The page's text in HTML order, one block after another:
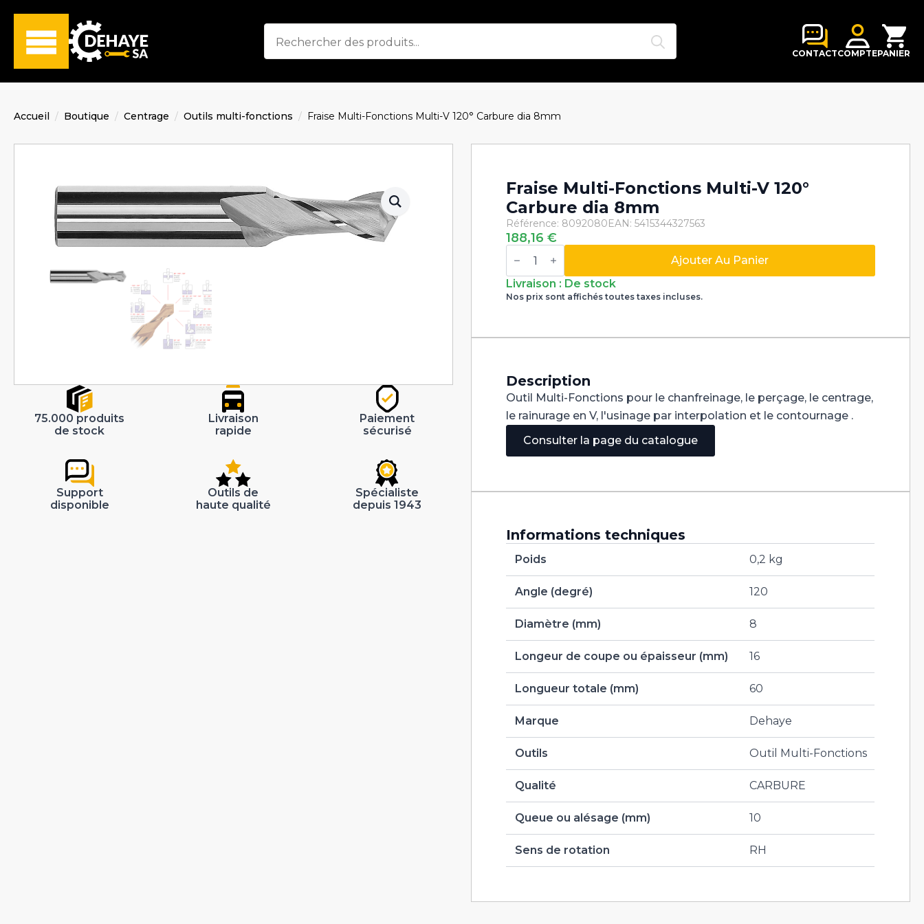
CONTACTCOMPTEPANIER
Accueil Boutique Centrage Outils multi-fonctions Fraise Multi-Fonctions Multi-V 120° Carbure dia 8mm
75.000 produits
de stock
Livraison
rapide
Paiement
sécurisé
Support
disponible
Outils de
haute qualité
Spécialiste
depuis 1943
Fraise Multi-Fonctions Multi-V 120°
Carbure dia 8mm
Référence: 8092080EAN: 5415344327563
188,16€
quantité
de
Multi-
Fonctions
Multi-
Carbure
Ajouter Au Panier
Livraison : De stock
Nos prix sont affichés toutes taxes incluses.
Description
Outil Multi-Fonctions pour le chanfreinage, le perçage, le centrage,
le rainurage en V, l'usinage par interpolation et le contournage .
Consulter la page du catalogue
Informations techniques
Poids 0,2 kg
Angle (degré) 120
Diamètre (mm) 8
Longeur de coupe ou épaisseur (mm) 16
Longueur totale (mm) 60
Marque Dehaye
Outils Outil Multi-Fonctions
Qualité CARBURE
Queue ou alésage (mm) 10
Sens de rotation RH